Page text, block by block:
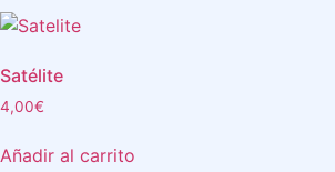
Satélite
4,00€
Añadir al carrito